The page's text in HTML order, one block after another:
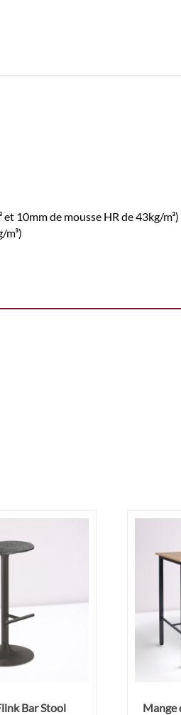
10mm de mousse HR de 43kg/m³)
m³)
Bar Stool Mange